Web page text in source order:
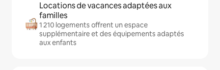
Locations de vacances adaptées aux
familles
1 210 logements offrent un espace
supplémentaire et des équipements adaptés
aux enfants